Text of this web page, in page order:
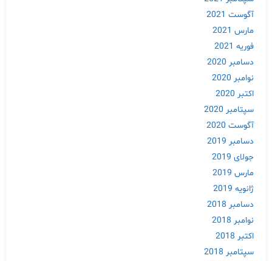
آگوست 2021
مارس 2021
فوریه 2021
دسامبر 2020
نوامبر 2020
اکتبر 2020
سپتامبر 2020
آگوست 2020
دسامبر 2019
جولای 2019
مارس 2019
ژانویه 2019
دسامبر 2018
نوامبر 2018
اکتبر 2018
سپتامبر 2018